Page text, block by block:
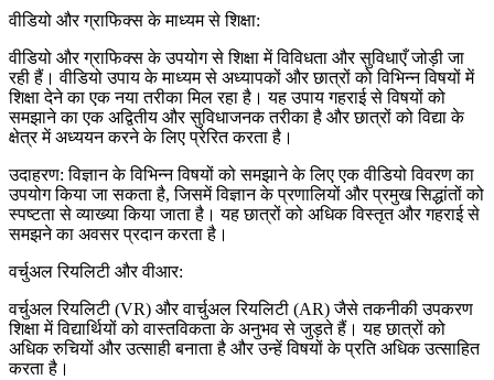
वीडियो और ग्राफिक्स के माध्यम से शिक्षा:
वीडियो और ग्राफिक्स के उपयोग से शिक्षा में विविधता और सुविधाएँ जोड़ी जा
रही हैं। वीडियो उपाय के माध्यम से अध्यापकों और छात्रों को विभिन्न विषयों में
शिक्षा देने का एक नया तरीका मिल रहा है। यह उपाय गहराई से विषयों को
समझाने का एक अद्वितीय और सुविधाजनक तरीका है और छात्रों को विद्या के
क्षेत्र में अध्ययन करने के लिए प्रेरित करता है।
उदाहरण: विज्ञान के विभिन्न विषयों को समझाने के लिए एक वीडियो विवरण का
उपयोग किया जा सकता है, जिसमें विज्ञान के प्रणालियों और प्रमुख सिद्धांतों को
स्पष्टता से व्याख्या किया जाता है। यह छात्रों को अधिक विस्तृत और गहराई से
समझने का अवसर प्रदान करता है।
वर्चुअल रियलिटी और वीआर:
वर्चुअल रियलिटी (VR) और वार्चुअल रियलिटी (AR) जैसे तकनीकी उपकरण
शिक्षा में विद्यार्थियों को वास्तविकता के अनुभव से जुड़ते हैं। यह छात्रों को
अधिक रुचियों और उत्साही बनाता है और उन्हें विषयों के प्रति अधिक उत्साहित
करता है।